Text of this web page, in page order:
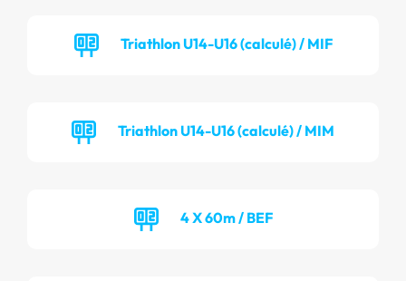
Triathlon U14-U16 (calculé) / MIF
Triathlon U14-U16 (calculé) / MIM
4 X 60m / BEF